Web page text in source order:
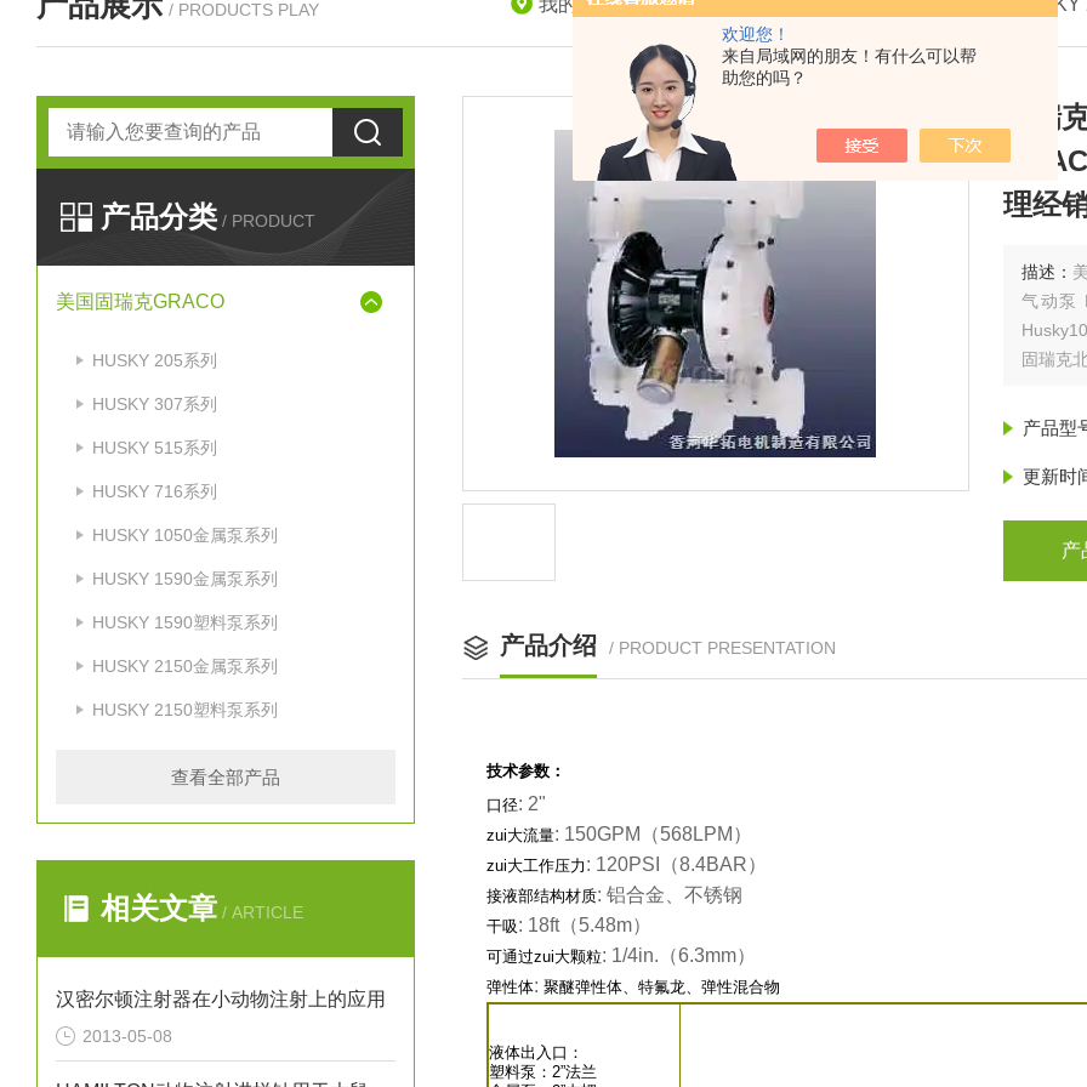
欢迎您！
来自局域网的朋友！有什么可以帮
助您的吗？
/ PRODUCTS PLAY 我的位置：首页>
产品分类 / PRODUCT
美国固瑞克GRACO
HUSKY 205系列
HUSKY 307系列
HUSKY 515系列
HUSKY 716系列
HUSKY 1050金属泵系列
HUSKY 1590金属泵系列
HUSKY 1590塑料泵系列
HUSKY 2150金属泵系列
HUSKY 2150塑料泵系列
查看全部产品
相关文章 / ARTICLE
汉密尔顿注射器在小动物注射上的应用
2013-05-08
固瑞
理经
描述：
气动泵
固瑞克
产品型
更新时
产
产品介绍 / PRODUCT PRESENTATION
技术参数：
口径: 2"
zui大流量: 150GPM（568LPM）
zui大工作压力 : 120PSI（8.4BAR）
接液部结构材质: 铝合金、不锈钢
干吸: 18ft（5.48m）
可通过zui大颗粒: 1/4in.（6.3mm）
弹性体: 聚醚弹性体、特氟龙、弹性混合物
液体出入口：
塑料泵：2”法兰